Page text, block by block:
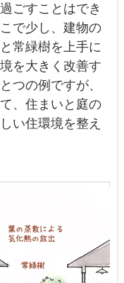
ごすことはでき
で少し、建物の
常緑樹を上手に
を大きく改善す
つの例ですが、
、住まいと庭の
い住環境を整え